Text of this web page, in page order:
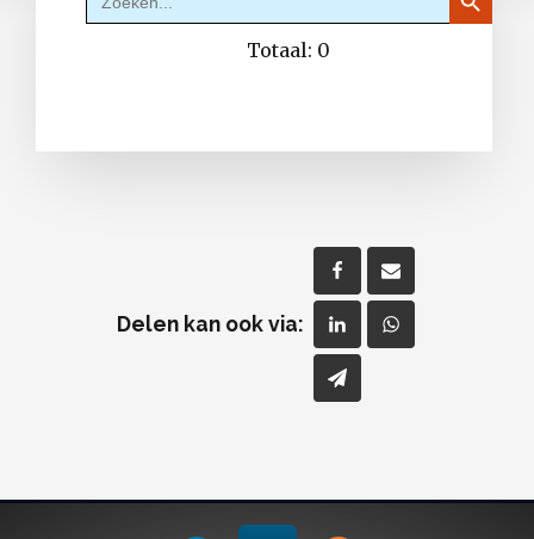
naar:
Totaal: 0
Delen kan ook via: